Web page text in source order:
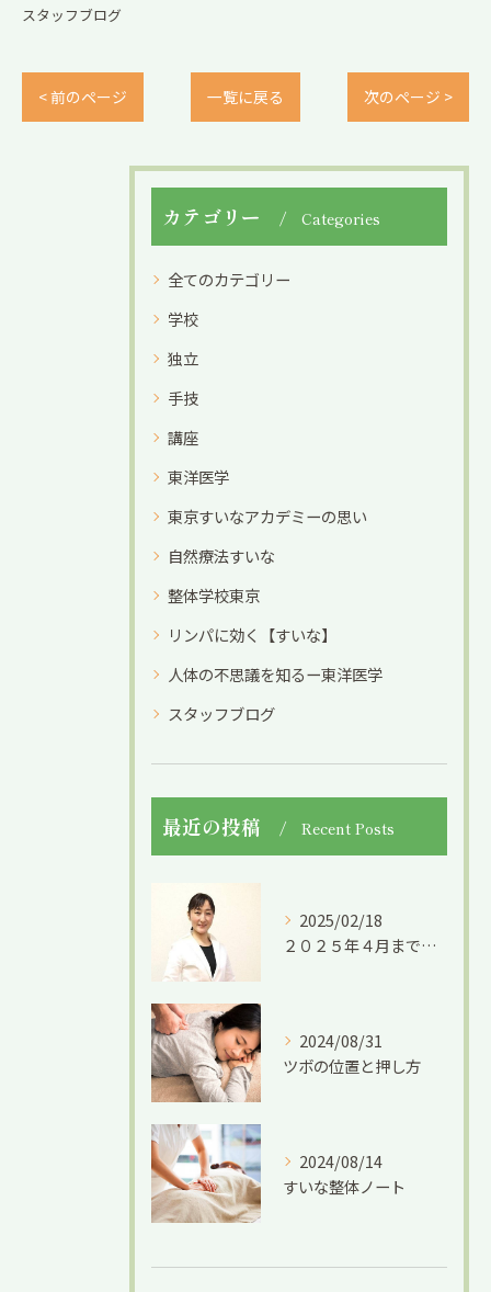
スタッフブログ
< 前のページ 一覧に戻る 次のページ >
カテゴリー Categories
全てのカテゴリー
学校
独立
手技
講座
東洋医学
東京すいなアカデミーの思い
自然療法すいな
整体学校東京
リンパに効く【すいな】
人体の不思議を知るー東洋医学
スタッフブログ
最近の投稿 Recent Posts
2025/02/18
２０２５年４月までの限定募集です。
2024/08/31
ツボの位置と押し方
2024/08/14
すいな整体ノート